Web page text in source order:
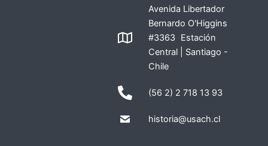
Avenida Libertador
Bernardo O'Higgins
#3363 Estación
Central | Santiago -
Chile
(56 2) 2 718 13 93
historia@usach.cl